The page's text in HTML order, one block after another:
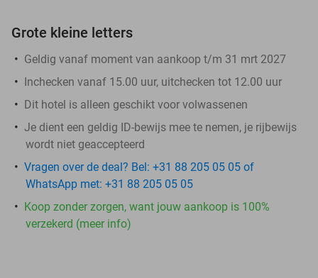
Grote kleine letters
Geldig vanaf moment van aankoop t/m 31 mrt 2027
Inchecken vanaf 15.00 uur, uitchecken tot 12.00 uur
Dit hotel is alleen geschikt voor volwassenen
Je dient een geldig ID-bewijs mee te nemen, je rijbewijs
wordt niet geaccepteerd
Vragen over de deal? Bel: +31 88 205 05 05 of
WhatsApp met: +31 88 205 05 05
Koop zonder zorgen, want jouw aankoop is 100%
verzekerd (meer info)